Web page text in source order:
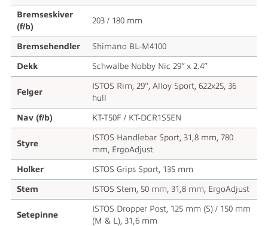
Bremseskiver
(f/b)
203 / 180 mm
Bremsehendler Shimano BL-M4100
Dekk Schwalbe Nobby Nic 29” x 2.4”
Felger
ISTOS Rim, 29", Alloy Sport, 622x25, 36
hull
Nav (f/b) KT-T50F / KT-DCR1S5EN
Styre
ISTOS Handlebar Sport, 31,8 mm, 780
mm, ErgoAdjust
Holker ISTOS Grips Sport, 135 mm
Stem ISTOS Stem, 50 mm, 31,8 mm, ErgoAdjust
Setepinne
ISTOS Dropper Post, 125 mm (S) / 150 mm
(M & L), 31,6 mm